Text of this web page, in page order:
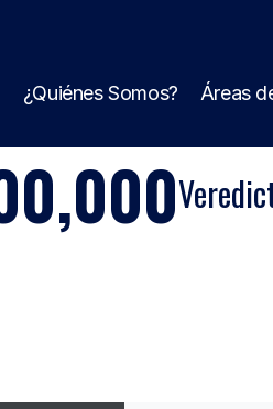
¿Quiénes Somos? Áreas